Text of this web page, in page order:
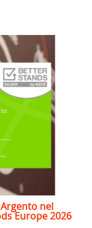
nel
Europe 2026